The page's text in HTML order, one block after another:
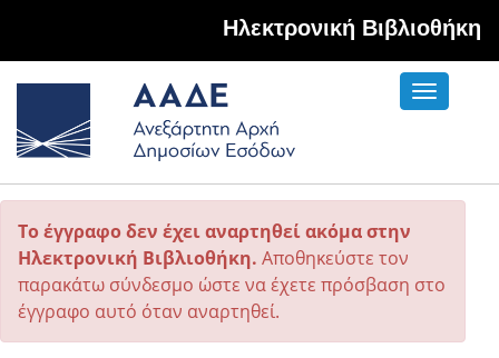
Hλεκτρονική Βιβλιοθήκη
Toggle
Το έγγραφο δεν έχει αναρτηθεί ακόμα στην
Ηλεκτρονική Βιβλιοθήκη. Αποθηκεύστε τον
παρακάτω σύνδεσμο ώστε να έχετε πρόσβαση στο
έγγραφο αυτό όταν αναρτηθεί.